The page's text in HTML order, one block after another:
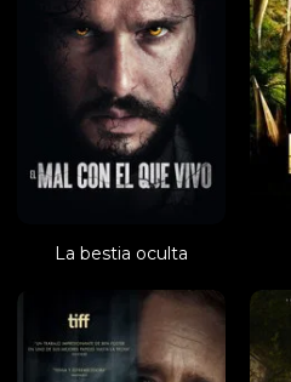
La bestia oculta